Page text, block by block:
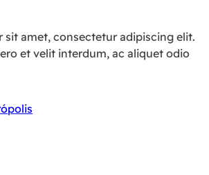
sit amet, consectetur adipiscing elit.
et velit interdum, ac aliquet odio